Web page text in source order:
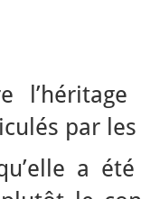
par
a